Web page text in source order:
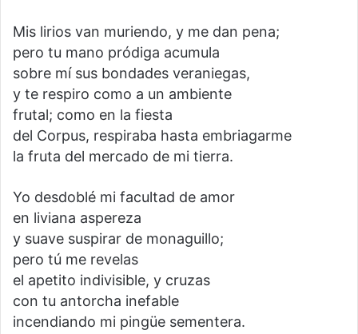
Mis lirios van muriendo, y me dan pena;
pero tu mano pródiga acumula
sobre mí sus bondades veraniegas,
y te respiro como a un ambiente
frutal; como en la fiesta
del Corpus, respiraba hasta embriagarme
la fruta del mercado de mi tierra.
Yo desdoblé mi facultad de amor
en liviana aspereza
y suave suspirar de monaguillo;
pero tú me revelas
el apetito indivisible, y cruzas
con tu antorcha inefable
incendiando mi pingüe sementera.